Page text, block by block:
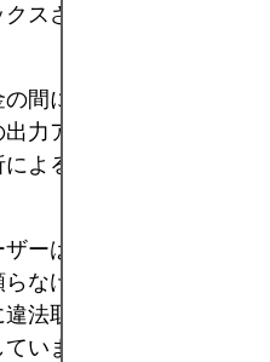
スされた合計金額の1%
間に時間差を設け、取
力アドレスを指定でき
よる資金の流れの追跡
ーは、資金の盗難やコ
なければなりません。
法取引を助長したとし
います。